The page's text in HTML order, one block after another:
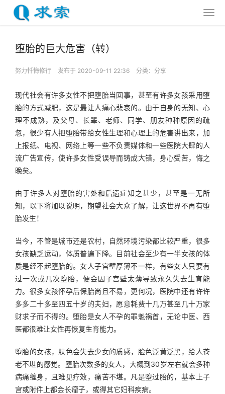
堕胎的巨大危害（转）
努力忏悔修行 发布于 2020-09-11 22:36 分类： 分享
现代社会有许多女性不把堕胎当回事，甚至有许多女孩采用堕
胎的方式减肥，这是最让人痛心悲哀的。由于自身的无知、心
理不成熟，及父母、长辈、老师、同学、朋友种种原因的疏
忽，很少有人把堕胎带给女性生理和心理上的危害讲出来，加
上报纸、电视、网络上等一些不负责媒体和一些医院大肆的人
流广告宣传，使许多女性受误导而铸成大错，身心受苦，悔之
晚矣。
由于许多人对堕胎的害处和后遗症知之甚少，甚至是一无所
知，以下将加以说明，期望社会大众了解，让这世界不再有堕
胎发生！
当今，不管是城市还是农村，自然环境污染都比较严重，很多
女孩缺乏运动，体质普遍下降。目前社会至少有一半女孩的体
质是经不起堕胎的。女人子宫壁厚薄不一样，有些女人只要有
过一次或几次堕胎，便会因子宫壁太薄导致永久失去生育能
力。很多女孩怀孕后保胎尚且不易，更何况，医院中还有许许
多多二十多至四五十岁的夫妇，愿意耗费十几万甚至几十万家
财求子而不得的。堕胎是女人不孕的罪魁祸首，无论中医、西
医都很难让女性再恢复生育能力。
堕胎的女孩，肤色会失去少女的质感，脸色泛黄泛黑，给人苍
老不堪的感觉。堕胎次数多的女人，大概到30岁左右就会多种
病痛缠身，且难见疗效，痛苦不堪。凡是堕过胎的，基本上子
宫或附件上都会长瘤子，或得其它妇科疾病。